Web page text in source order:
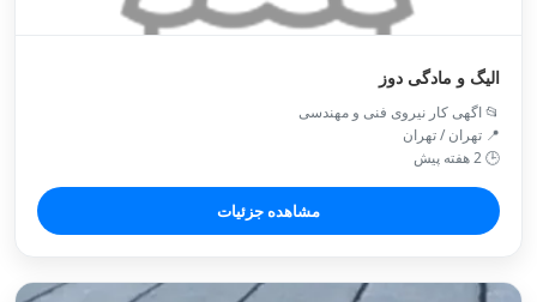
الیگ و مادگی دوز
📂 اگهی کار نیروی فنی و مهندسی
📍 تهران / تهران
🕒 2 هفته پیش
مشاهده جزئیات